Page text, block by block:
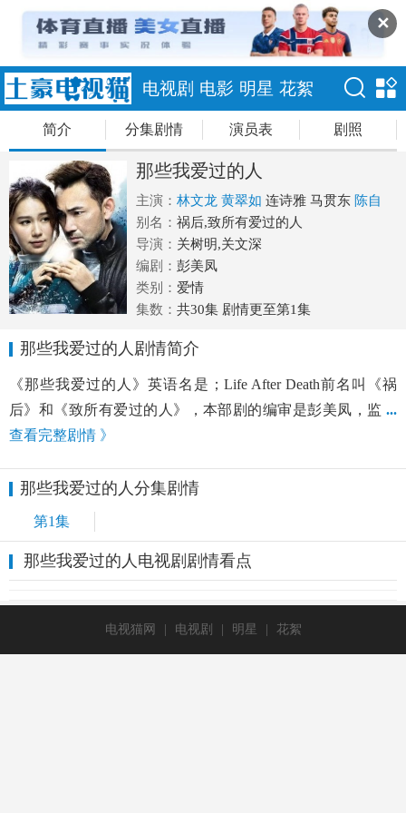
✕
电视剧 电影 明星 花絮
简介 分集剧情 演员表 剧照
那些我爱过的人
主演： 林文龙 黄翠如 连诗雅 马贯东 陈自
瑶 吴业坤 黄嘉乐 李任燊 林颖彤
定轩
别名： 祸后,致所有爱过的人
导演： 关树明,关文深
编剧： 彭美凤
类别： 爱情
集数： 共30集 剧情更至第1集
那些我爱过的人剧情简介
《那些我爱过的人》英语名是；Life After Death前名叫《祸
后》和《致所有爱过的人》，本部剧的编审是彭美凤，监 ...
查看完整剧情 》
那些我爱过的人分集剧情
第1集
那些我爱过的人电视剧剧情看点
电视猫网 | 电视剧 | 明星 | 花絮